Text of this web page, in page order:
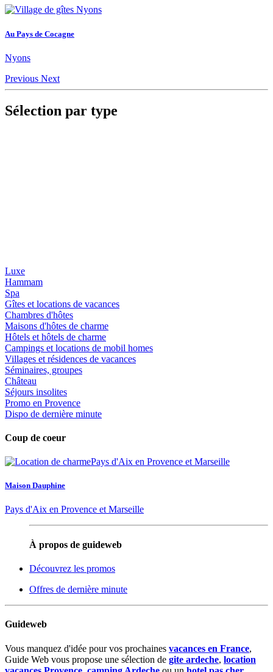
Au Pays de Cocagne
Nyons
Previous Next
Sélection par type
Luxe
Hammam
Spa
Gîtes et locations de vacances
Chambres d'hôtes
Maisons d'hôtes de charme
Hôtels et hôtels de charme
Campings et locations de mobil homes
Villages et résidences de vacances
Séminaires, groupes
Château
Séjours insolites
Promo en Provence
Dispo de dernière minute
Coup de coeur
Maison Dauphine
Pays d'Aix en Provence et Marseille
À propos de guideweb
Découvrez les promos
Offres de dernière minute
Guideweb
Vous manquez d'idée pour vos prochaines vacances en France,
Guide Web vous propose une sélection de gite ardeche, location